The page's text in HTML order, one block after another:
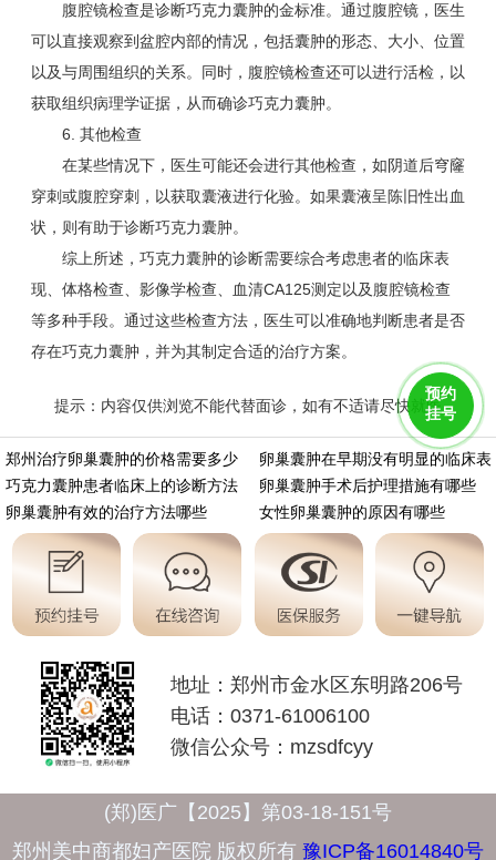
腹腔镜检查是诊断巧克力囊肿的金标准。通过腹腔镜，医生
可以直接观察到盆腔内部的情况，包括囊肿的形态、大小、位置
以及与周围组织的关系。同时，腹腔镜检查还可以进行活检，以
获取组织病理学证据，从而确诊巧克力囊肿。
6. 其他检查
在某些情况下，医生可能还会进行其他检查，如阴道后穹窿
穿刺或腹腔穿刺，以获取囊液进行化验。如果囊液呈陈旧性出血
状，则有助于诊断巧克力囊肿。
综上所述，巧克力囊肿的诊断需要综合考虑患者的临床表
现、体格检查、影像学检查、血清CA125测定以及腹腔镜检查
等多种手段。通过这些检查方法，医生可以准确地判断患者是否
存在巧克力囊肿，并为其制定合适的治疗方案。
提示：内容仅供浏览不能代替面诊，如有不适请尽快就医
郑州治疗卵巢囊肿的价格需要多少
卵巢囊肿在早期没有明显的临床表
巧克力囊肿患者临床上的诊断方法
卵巢囊肿手术后护理措施有哪些
卵巢囊肿有效的治疗方法哪些
女性卵巢囊肿的原因有哪些
预约
挂号
地址：郑州市金水区东明路206号
电话：0371-61006100
微信公众号：mzsdfcyy
(郑)医广【2025】第03-18-151号
郑州美中商都妇产医院 版权所有 豫ICP备16014840号